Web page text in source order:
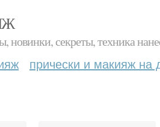
новинки, секреты, техника
прически и макияж на